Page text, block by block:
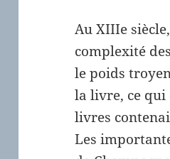
Au XIIIe
complexité
le poids
la livre, ce qui
livres
Les